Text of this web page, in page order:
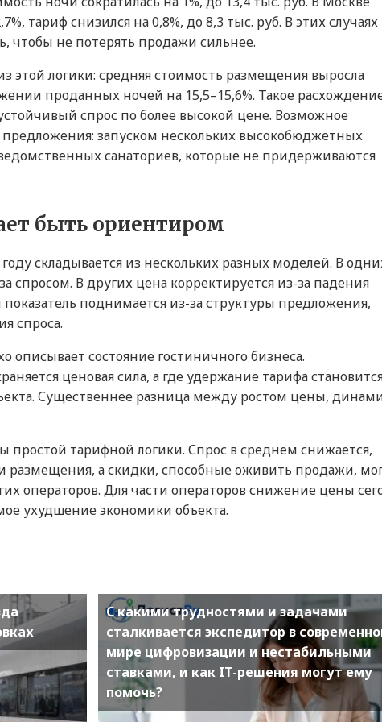
тариф снизился на 0,8%, до 8,3 тыс. руб. В этих случаях
чтобы не потерять продажи сильнее.
этой логики: средняя стоимость размещения выросла
проданных ночей на 15,5–15,6%. Такое
спрос по более высокой цене. Возможное
предложения: запуском нескольких высокобюджетных
санаториев, которые не придерживаются
быть ориентиром
складывается из нескольких разных моделей. В
спросом. В других цена корректируется из-за падения
поднимается из-за структуры предложения,
спроса.
описывает состояние гостиничного бизнеса.
ценовая сила, а где удержание тарифа
Существеннее разница между ростом цены,
простой тарифной логики. Спрос в среднем снижается,
размещения, а скидки, способные оживить продажи,
операторов. Для части операторов снижение цены
ухудшение экономики объекта.
С какими трудностями и задачами
сталкивается экспедитор в
мире цифровизации и нестабильными
ставками, и как IT-решения могут ему
помочь?